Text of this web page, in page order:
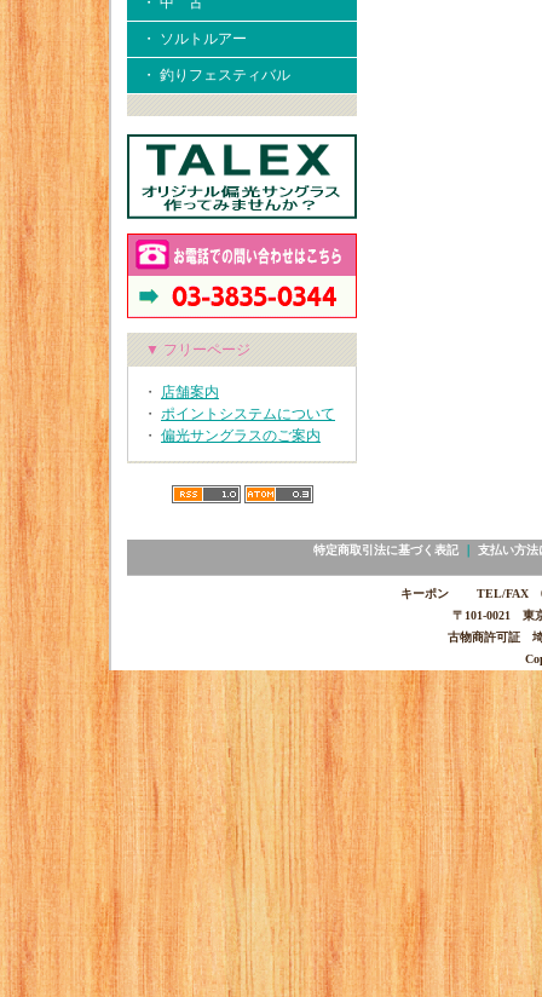
・ ソルトルアー
・ 釣りフェスティバル
▼ フリーページ
・ 店舗案内
・ ポイントシステムについて
・ 偏光サングラスのご案内
特定商取引法に基づく表記｜ 支払い方法
キーポン TEL/FAX
〒101-0021 東
古物商許可証